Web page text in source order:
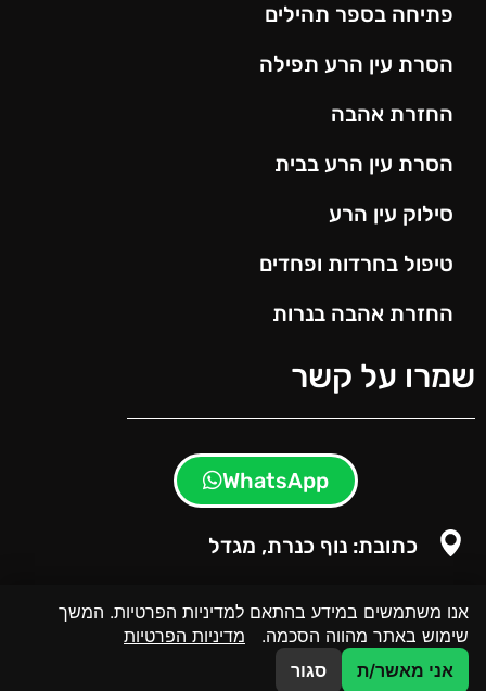
פתיחה בספר תהילים
הסרת עין הרע תפילה
החזרת אהבה
הסרת עין הרע בבית
סילוק עין הרע
טיפול בחרדות ופחדים
החזרת אהבה בנרות
שמרו על קשר
WhatsApp
כתובת: נוף כנרת, מגדל
אנו משתמשים במידע בהתאם למדיניות הפרטיות. המשך
שימוש באתר מהווה הסכמה. מדיניות הפרטיות
אני מאשר/ת
סגור